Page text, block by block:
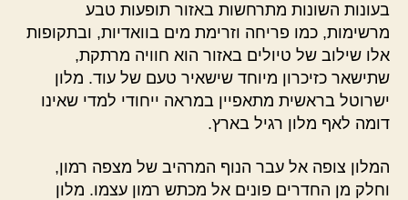
בעונות השונות מתרחשות באזור תופעות טבע
מרשימות, כמו פריחה וזרימת מים בוואדיות, ובתקופות
אלו שילוב של טיולים באזור הוא חוויה מרתקת,
שתישאר כזיכרון מיוחד שישאיר טעם של עוד. מלון
ישרוטל בראשית מתאפיין במראה ייחודי למדי שאינו
דומה לאף מלון רגיל בארץ.
המלון צופה אל עבר הנוף המרהיב של מצפה רמון,
וחלק מן החדרים פונים אל מכתש רמון עצמו. מלון